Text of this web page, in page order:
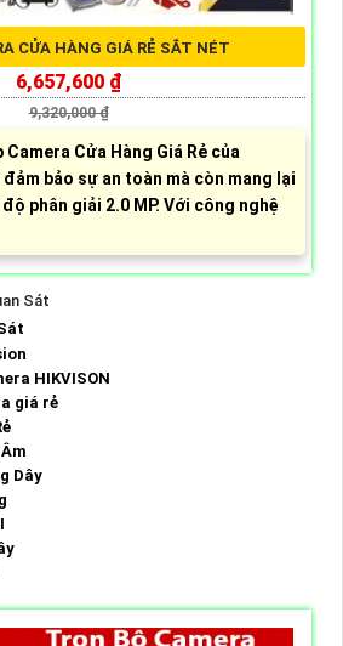
CỬA HÀNG GIÁ RẺ SẮT NÉT
6,657,600 ₫
9,320,000 ₫
Cửa Hàng Giá Rẻ của
bảo sự an toàn mà còn mang lại
phân giải 2.0 MP. Với công nghệ
Sát
HIKVISON
giá rẻ
Dây